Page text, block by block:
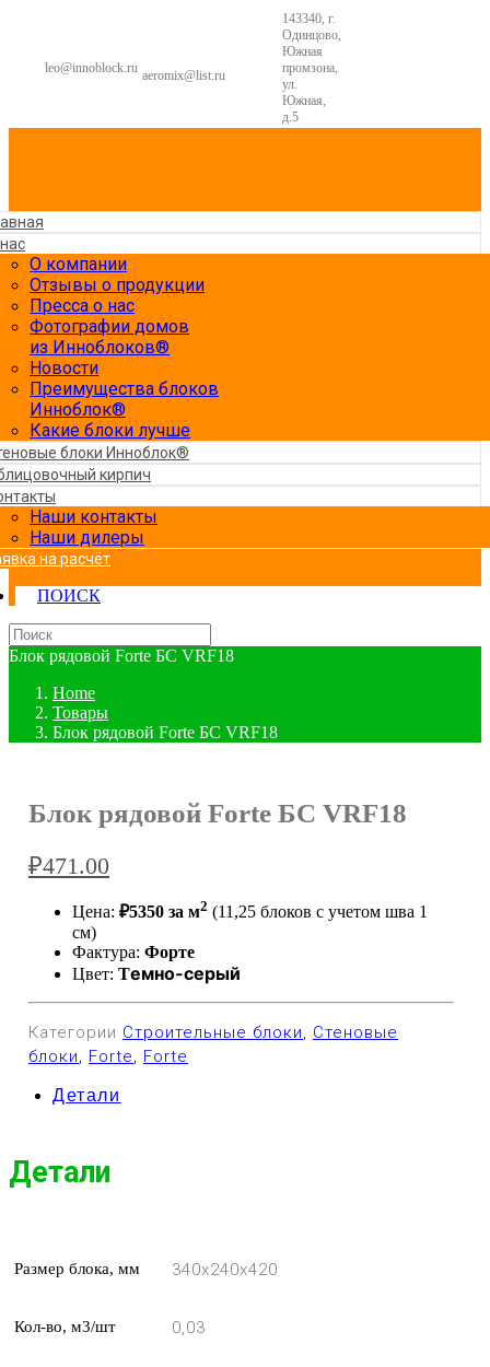
leo@innoblock.ru aeromix@list.ru
143340, г.
Одинцово,
Южная
промзона,
ул.
Южная,
д.5
О компании
Отзывы о продукции
Пресса о нас
Фотографии домов
из Инноблоков®
Новости
Преимущества блоков
Инноблок®
Какие блоки лучше
блоки Инноблок®
кирпич
Наши контакты
Наши дилеры
на расчёт
ПОИСК
Блок рядовой Forte БС VRF18
Home
Товары
Блок рядовой Forte БС VRF18
Блок рядовой Forte БС VRF18
₽471.00
Цена: ₽5350 за м2 (11,25 блоков с учетом шва 1
см)
Фактура: Форте
Цвет: Темно-серый
Категории Строительные блоки, Стеновые
блоки, Forte, Forte
Детали
Детали
Размер блока, мм 340x240x420
Кол-во, м3/шт 0,03